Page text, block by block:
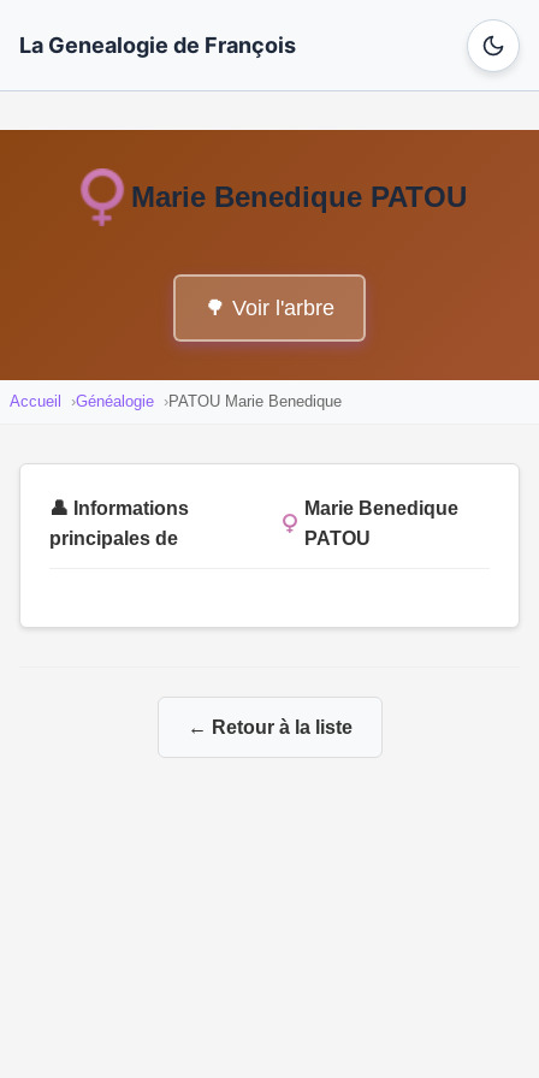
La Genealogie de François
Marie Benedique PATOU
🌳 Voir l'arbre
Accueil Généalogie PATOU Marie Benedique
👤 Informations
principales de
Marie Benedique
PATOU
← Retour à la liste